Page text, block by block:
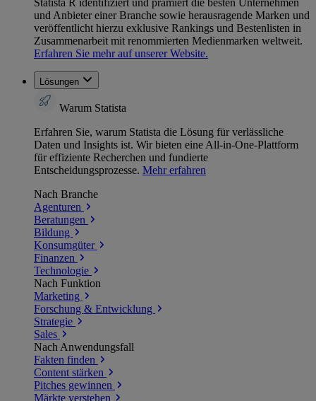
Statista R identifiziert und prämiert die besten Unternehmen
und Anbieter einer Branche sowie herausragende Marken und
veröffentlicht hierzu exklusive Rankings und Bestenlisten in
Zusammenarbeit mit renommierten Medienmarken weltweit.
Erfahren Sie mehr auf unserer Website.
Lösungen
Warum Statista
Erfahren Sie, warum Statista die Lösung für verlässliche
Daten und Insights ist. Wir bieten eine All-in-One-Plattform
für effiziente Recherchen und fundierte
Entscheidungsprozesse. Mehr erfahren
Nach Branche
Agenturen
Beratungen
Bildung
Konsumgüter
Finanzen
Technologie
Nach Funktion
Marketing
Forschung & Entwicklung
Strategie
Sales
Nach Anwendungsfall
Fakten finden
Content stärken
Pitches gewinnen
Märkte verstehen